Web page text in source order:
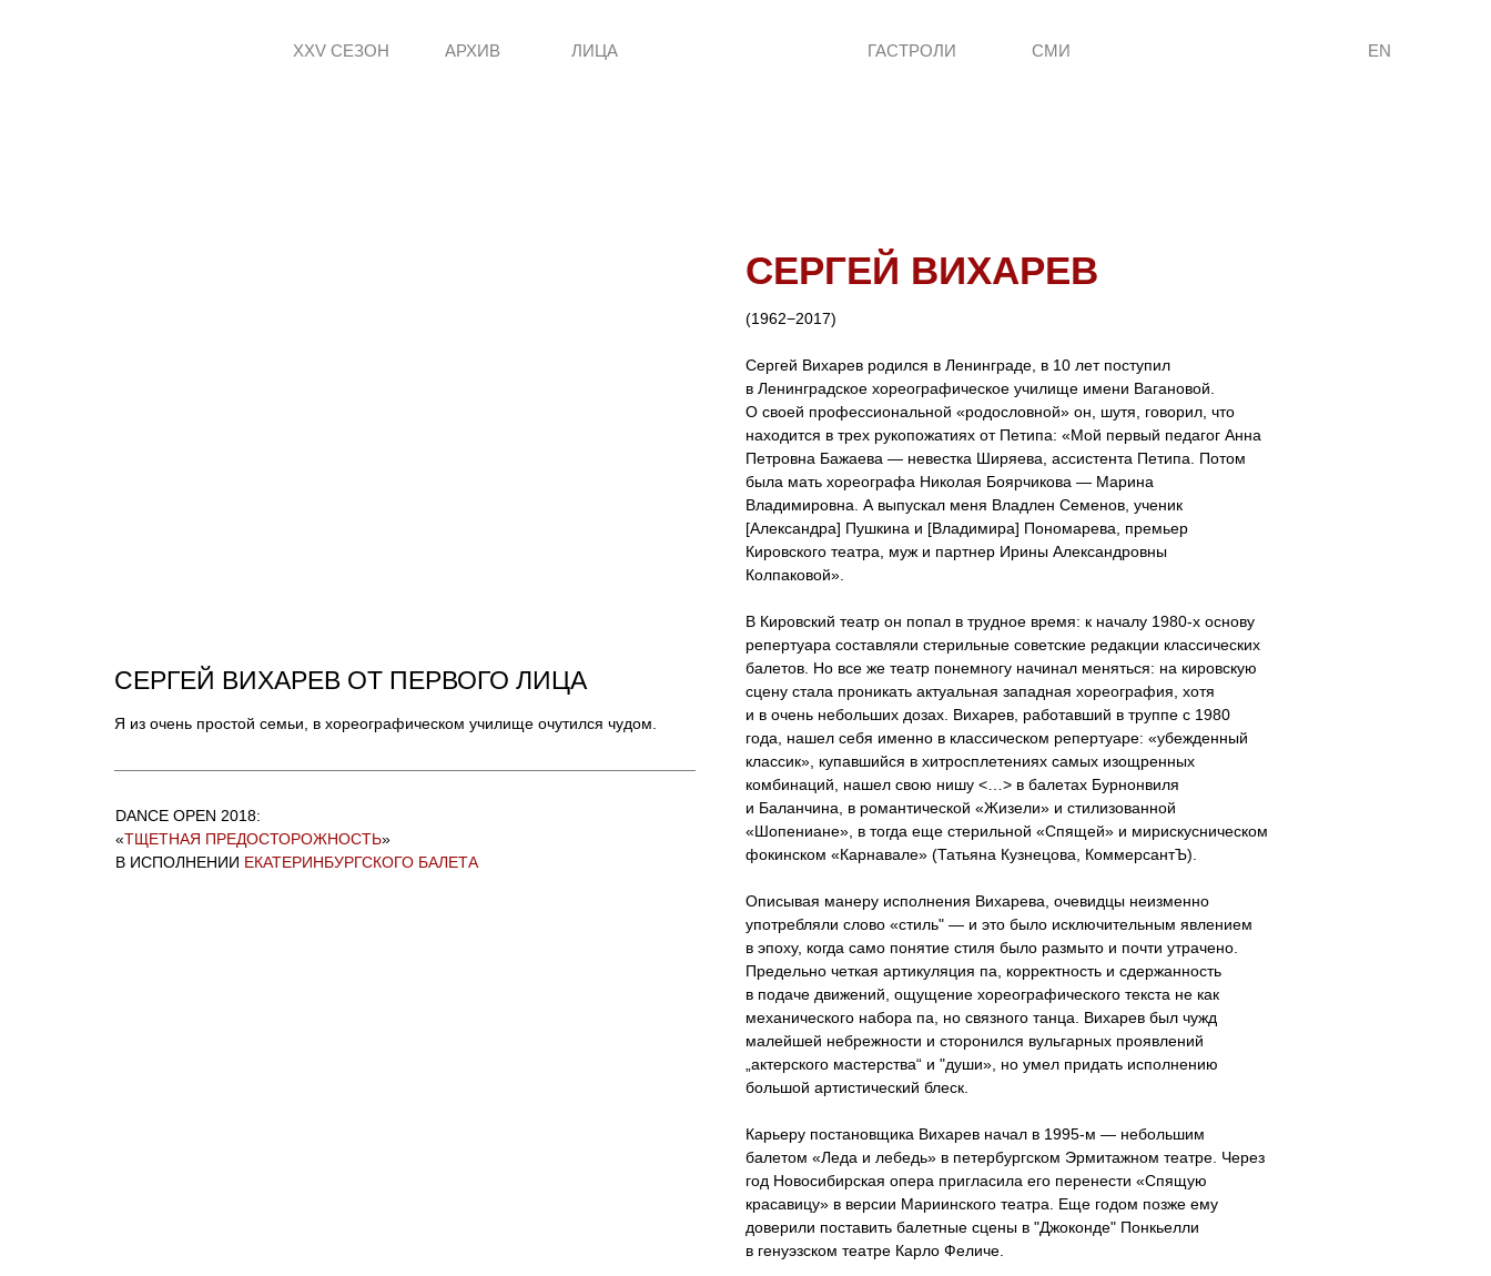
XXV СЕЗОН АРХИВ ЛИЦА ГАСТРОЛИ СМИ EN
СЕРГЕЙ ВИХАРЕВ
(1962−2017)
Сергей Вихарев родился в Ленинграде, в 10 лет поступил
в Ленинградское хореографическое училище имени Вагановой.
О своей профессиональной «родословной» он, шутя, говорил, что
находится в трех рукопожатиях от Петипа: «Мой первый педагог Анна
Петровна Бажаева — невестка Ширяева, ассистента Петипа. Потом
была мать хореографа Николая Боярчикова — Марина
Владимировна. А выпускал меня Владлен Семенов, ученик
[Александра] Пушкина и [Владимира] Пономарева, премьер
Кировского театра, муж и партнер Ирины Александровны
Колпаковой».
В Кировский театр он попал в трудное время: к началу 1980-х основу
репертуара составляли стерильные советские редакции классических
балетов. Но все же театр понемногу начинал меняться: на кировскую
сцену стала проникать актуальная западная хореография, хотя
и в очень небольших дозах. Вихарев, работавший в труппе с 1980
года, нашел себя именно в классическом репертуаре: «убежденный
классик», купавшийся в хитросплетениях самых изощренных
комбинаций, нашел свою нишу <…> в балетах Бурнонвиля
и Баланчина, в романтической «Жизели» и стилизованной
«Шопениане», в тогда еще стерильной «Спящей» и мирискусническом
фокинском «Карнавале» (Татьяна Кузнецова, КоммерсантЪ).
Описывая манеру исполнения Вихарева, очевидцы неизменно
употребляли слово «стиль" — и это было исключительным явлением
в эпоху, когда само понятие стиля было размыто и почти утрачено.
Предельно четкая артикуляция па, корректность и сдержанность
в подаче движений, ощущение хореографического текста не как
механического набора па, но связного танца. Вихарев был чужд
малейшей небрежности и сторонился вульгарных проявлений
„актерского мастерства“ и "души», но умел придать исполнению
большой артистический блеск.
Карьеру постановщика Вихарев начал в 1995-м — небольшим
балетом «Леда и лебедь» в петербургском Эрмитажном театре. Через
год Новосибирская опера пригласила его перенести «Спящую
красавицу» в версии Мариинского театра. Еще годом позже ему
доверили поставить балетные сцены в "Джоконде" Понкьелли
в генуэзском театре Карло Феличе.
Я из очень простой семьи, в хореографическом училище очутился чудом.
СЕРГЕЙ ВИХАРЕВ ОТ ПЕРВОГО ЛИЦА
DANCE OPEN 2018:
«ТЩЕТНАЯ ПРЕДОСТОРОЖНОСТЬ»
В ИСПОЛНЕНИИ ЕКАТЕРИНБУРГСКОГО БАЛЕТА